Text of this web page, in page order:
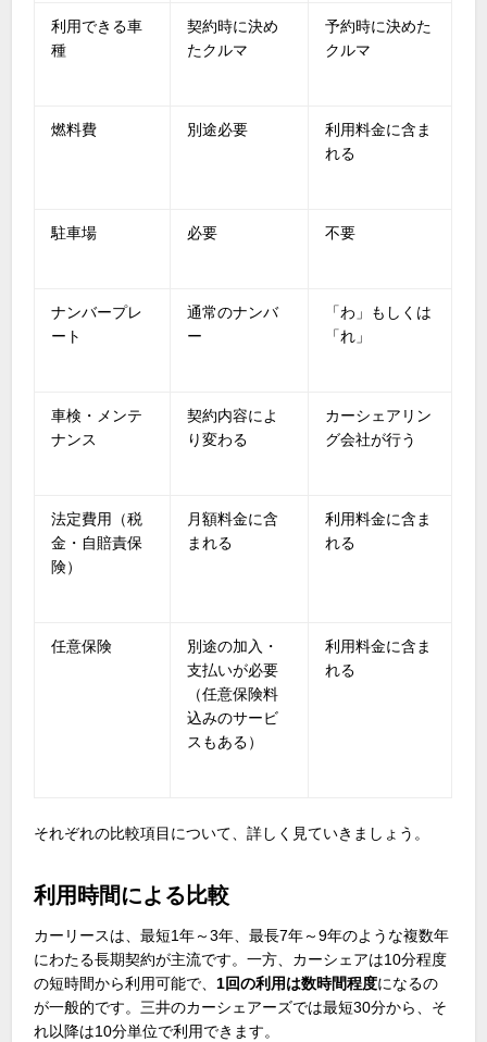
利用できる車
種
契約時に決め
たクルマ
予約時に決めた
クルマ
燃料費 別途必要
利用料金に含ま
れる
駐車場 必要 不要
ナンバープレ
ート
通常のナンバ
ー
「わ」もしくは
「れ」
車検・メンテ
ナンス
契約内容によ
り変わる
カーシェアリン
グ会社が行う
法定費用（税
金・自賠責保
険）
月額料金に含
まれる
利用料金に含ま
れる
任意保険
別途の加入・
支払いが必要
（任意保険料
込みのサービ
スもある）
利用料金に含ま
れる
それぞれの比較項目について、詳しく見ていきましょう。
利用時間による比較
カーリースは、最短1年～3年、最長7年～9年のような複数年
にわたる長期契約が主流です。一方、カーシェアは10分程度
の短時間から利用可能で、1回の利用は数時間程度になるの
が一般的です。三井のカーシェアーズでは最短30分から、そ
れ以降は10分単位で利用できます。